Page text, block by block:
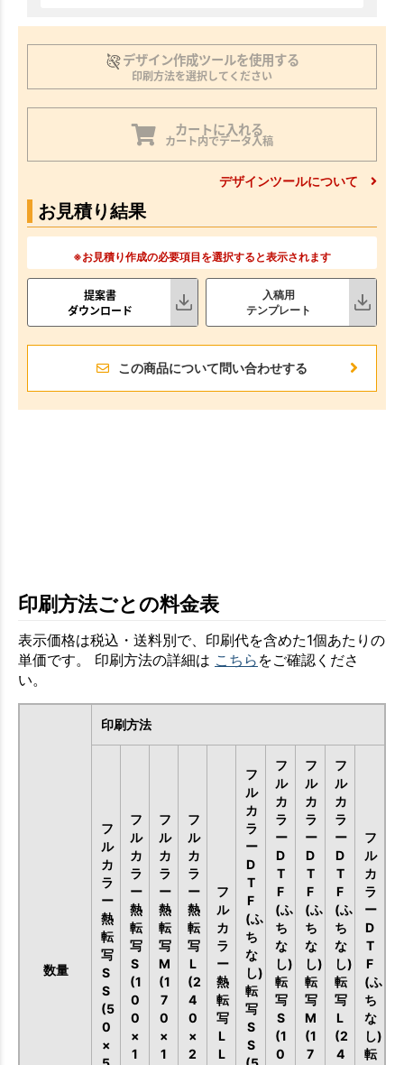
デザイン作成ツールを使用する
印刷方法を選択してください
カートに入れる
カート内でデータ入稿
デザインツールについて
お見積り結果
※お見積り作成の必要項目を選択すると表示されます
提案書
ダウンロード
入稿用
テンプレート
この商品について問い合わせする
印刷方法ごとの料金表
表示価格は税込・送料別で、印刷代を含めた1個あたりの
単価です。 印刷方法の詳細は こちら をご確認くださ
い。
数量
印刷方法
フ
ル
カ
ラ
ー
熱
転
写
S
S
(5
0
×
フ
ル
カ
ラ
ー
熱
転
写
S
(1
0
0
×
1
フ
ル
カ
ラ
ー
熱
転
写
M
(1
7
0
×
1
フ
ル
カ
ラ
ー
熱
転
写
L
(2
4
0
×
2
フ
ル
カ
ラ
ー
熱
転
写
L
L
フ
ル
カ
ラ
ー
D
T
F
(ふ
ち
な
し)
転
写
S
S
フ
ル
カ
ラ
ー
D
T
F
(ふ
ち
な
し)
転
写
S
(1
0
フ
ル
カ
ラ
ー
D
T
F
(ふ
ち
な
し)
転
写
M
(1
7
フ
ル
カ
ラ
ー
D
T
F
(ふ
ち
な
し)
転
写
L
(2
4
フ
ル
カ
ラ
ー
D
T
F
(ふ
ち
な
し)
転